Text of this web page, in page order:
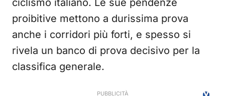
proibitive mettono a durissima prova
anche i corridori più forti, e spesso si
rivela un banco di prova decisivo per la
classifica generale.